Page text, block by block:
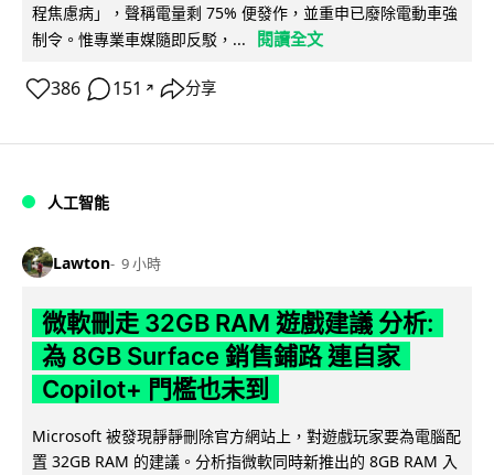
程焦慮病」，聲稱電量剩 75% 便發作，並重申已廢除電動車強
制令。惟專業車媒隨即反駁，...
閱讀全文
386 151 ↗ 分享
人工智能
Lawton 9 小時
微軟刪走 32GB RAM 遊戲建議 分析:
為 8GB Surface 銷售鋪路 連自家
Copilot+ 門檻也未到
Microsoft 被發現靜靜刪除官方網站上，對遊戲玩家要為電腦配
置 32GB RAM 的建議。分析指微軟同時新推出的 8GB RAM 入